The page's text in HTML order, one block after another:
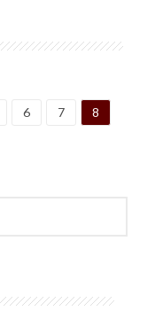
6 7
8